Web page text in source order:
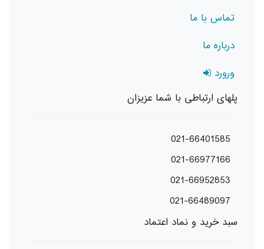
تماس با ما
درباره ما
ورورد
پلهای ارتباطی با شما عزیزان
021-66401585
021-66977166
021-66952853
021-66489097
سبد خرید و نماد اعتماد